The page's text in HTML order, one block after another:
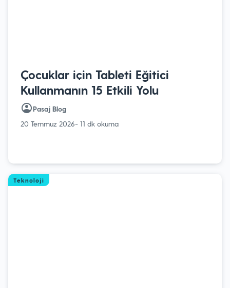
Çocuklar için Tableti Eğitici
Kullanmanın 15 Etkili Yolu
Pasaj Blog
20 Temmuz 2026- 11 dk okuma
Teknoloji